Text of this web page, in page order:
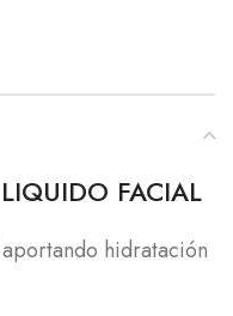
FACIAL
hidratación